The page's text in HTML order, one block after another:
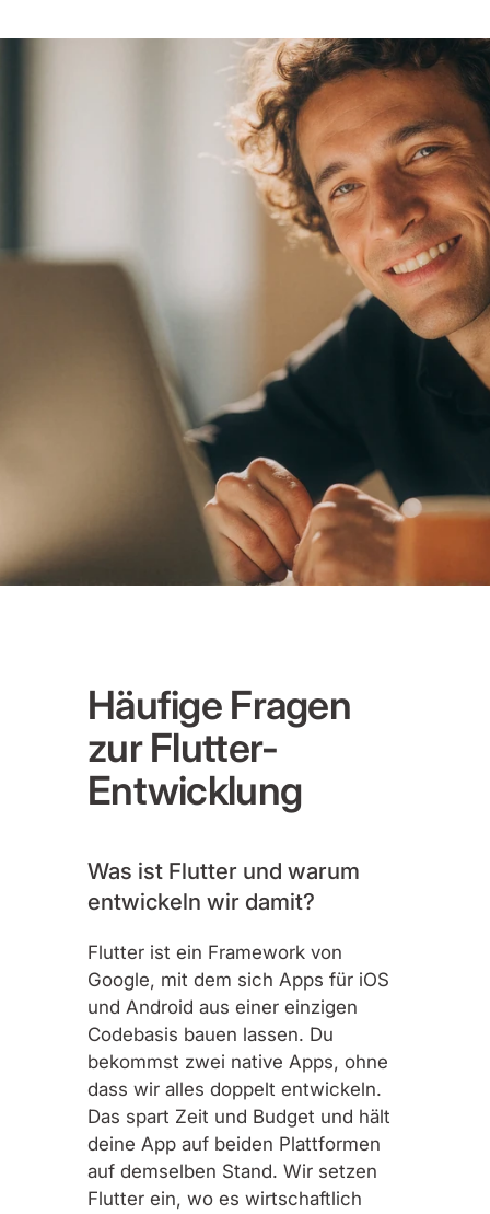
Häufige Fragen
zur Flutter-
Entwicklung
Was ist Flutter und warum
entwickeln wir damit?
Flutter ist ein Framework von
Google, mit dem sich Apps für iOS
und Android aus einer einzigen
Codebasis bauen lassen. Du
bekommst zwei native Apps, ohne
dass wir alles doppelt entwickeln.
Das spart Zeit und Budget und hält
deine App auf beiden Plattformen
auf demselben Stand. Wir setzen
Flutter ein, wo es wirtschaftlich